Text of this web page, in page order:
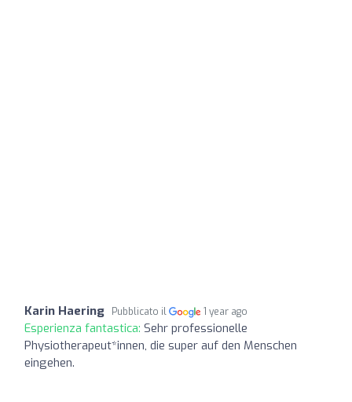
Karin Haering Pubblicato il 1 year ago
Esperienza fantastica: Sehr professionelle
Physiotherapeut*innen, die super auf den Menschen
eingehen.